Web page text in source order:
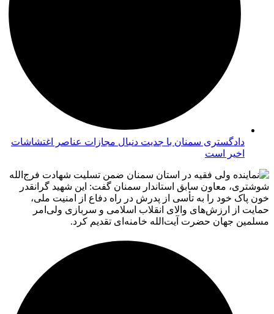
دادگستری سمنان با جدیت دنبال مجازات عناصر اغتشاشات
اخیر است